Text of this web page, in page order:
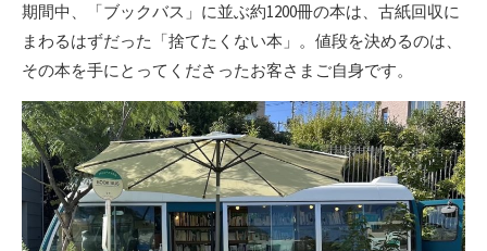
期間中、「ブックバス」に並ぶ約1200冊の本は、古紙回収に
まわるはずだった「捨てたくない本」。値段を決めるのは、
その本を手にとってくださったお客さまご自身です。